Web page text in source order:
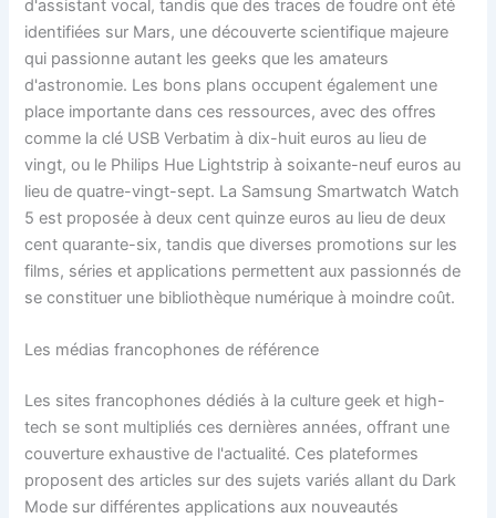
d'assistant vocal, tandis que des traces de foudre ont été
identifiées sur Mars, une découverte scientifique majeure
qui passionne autant les geeks que les amateurs
d'astronomie. Les bons plans occupent également une
place importante dans ces ressources, avec des offres
comme la clé USB Verbatim à dix-huit euros au lieu de
vingt, ou le Philips Hue Lightstrip à soixante-neuf euros au
lieu de quatre-vingt-sept. La Samsung Smartwatch Watch
5 est proposée à deux cent quinze euros au lieu de deux
cent quarante-six, tandis que diverses promotions sur les
films, séries et applications permettent aux passionnés de
se constituer une bibliothèque numérique à moindre coût.
Les médias francophones de référence
Les sites francophones dédiés à la culture geek et high-
tech se sont multipliés ces dernières années, offrant une
couverture exhaustive de l'actualité. Ces plateformes
proposent des articles sur des sujets variés allant du Dark
Mode sur différentes applications aux nouveautés